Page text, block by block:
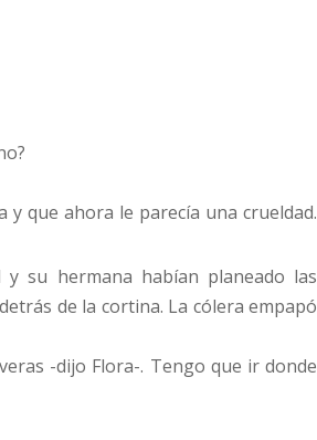
que ahora le parecía una crueldad.
su hermana habían planeado las
de la cortina. La cólera empapó
-dijo Flora-. Tengo que ir donde